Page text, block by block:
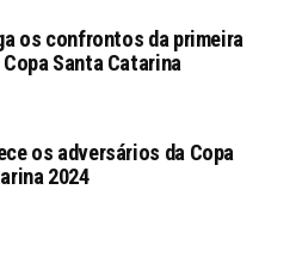
os confrontos da primeira
Santa Catarina
os adversários da Copa
2024